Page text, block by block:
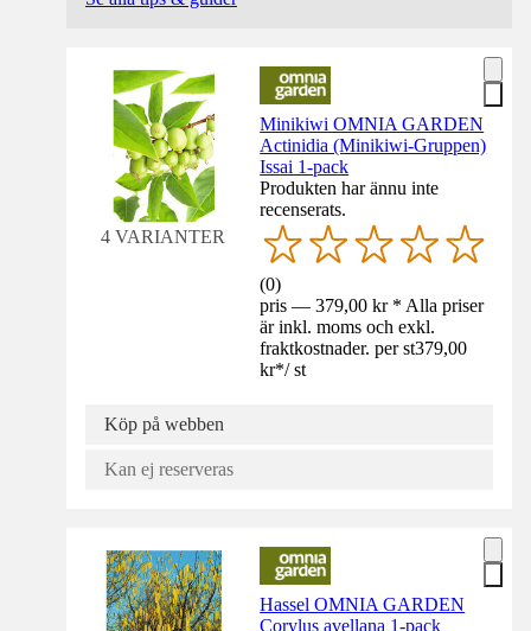
4 VARIANTER
Minikiwi OMNIA GARDEN
Actinidia (Minikiwi-Gruppen)
Issai 1-pack
Produkten har ännu inte
recenserats.
(0)
pris — 379,00 kr * Alla priser
är inkl. moms och exkl.
fraktkostnader. per st379,00
kr*/ st
Köp på webben
Kan ej reserveras
Hassel OMNIA GARDEN
Corylus avellana 1-pack